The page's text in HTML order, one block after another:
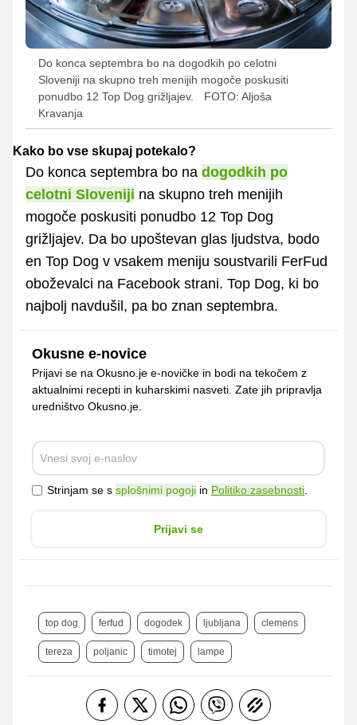
Do konca septembra bo na dogodkih po celotni
Sloveniji na skupno treh menijih mogoče poskusiti
ponudbo 12 Top Dog grižljajev.
FOTO: Aljoša
Kravanja
Kako bo vse skupaj potekalo?
Do konca septembra bo na dogodkih po
celotni Sloveniji na skupno treh menijih
mogoče poskusiti ponudbo 12 Top Dog
grižljajev. Da bo upoštevan glas ljudstva, bodo
en Top Dog v vsakem meniju soustvarili FerFud
oboževalci na Facebook strani. Top Dog, ki bo
najbolj navdušil, pa bo znan septembra.
Okusne e-novice
Prijavi se na Okusno.je e-novičke in bodi na tekočem z
aktualnimi recepti in kuharskimi nasveti. Zate jih pripravlja
uredništvo Okusno.je.
Strinjam se s splošnimi pogoji in Politiko zasebnosti
Prijavi se
top dog ferfud dogodek ljubljana clemens
tereza poljanic timotej lampe